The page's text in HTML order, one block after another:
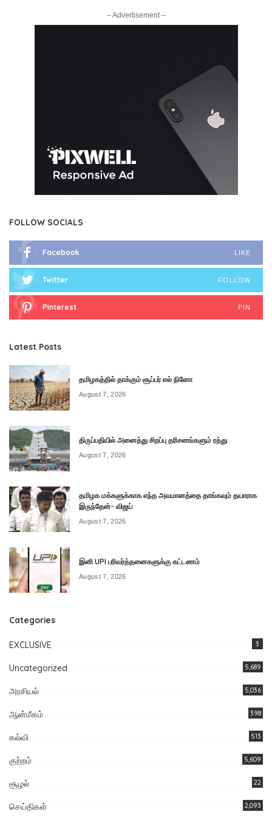
– Advertisement –
FOLLOW SOCIALS
Facebook LIKE
Twitter FOLLOW
Pinterest PIN
Latest Posts
தமிழகத்தில் தாக்கும் சூப்பர் எல் நினோ
August 7, 2026
திருப்பதியில் அனைத்து சிறப்பு தரிசனங்களும் ரத்து
August 7, 2026
தமிழக மக்களுக்காக எந்த அவமானத்தை தாங்கவும் தயாராக
இருந்தேன்- விஜய்
August 7, 2026
இனி UPI பரிவர்த்தனைகளுக்கு கட்டணம்
August 7, 2026
Categories
EXCLUSIVE 3
Uncategorized 5,689
அரசியல் 5,036
ஆன்மீகம் 398
கல்வி 513
குற்றம் 5,609
சூழல் 22
செய்திகள் 2,093